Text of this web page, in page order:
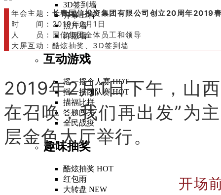
3D签到墙
弹幕上墙
照片墙
许愿墙
互动游戏
摇一摇个人赛HOT
摇一摇团队赛HOT
描福比拼
答题闯关
全民战疫
趣味抽奖
酷炫抽奖 HOT
红包雨
大转盘 NEW
年会主题： 长春国信投资集团有限公司创立20周年2019
时 间：2019年2月1日
人 员：国信集团全体员工和领导
大屏互动：酷炫抽奖、3D签到墙
2019年2月1日下午，山
在召唤，我们再出发”为
层金色大厅举行。
开场